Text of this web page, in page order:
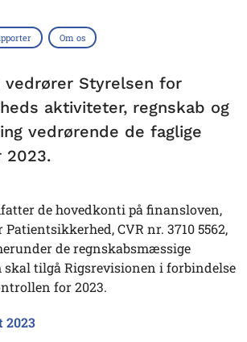
Om os
vedrører Styrelsen for
aktiviteter, regnskab og
vedrørende de faglige
2023.
de hovedkonti på finansloven,
CVR nr. 3710 5562,
de regnskabsmæssige
tilgå Rigsrevisionen i forbindelse
for 2023.
2023